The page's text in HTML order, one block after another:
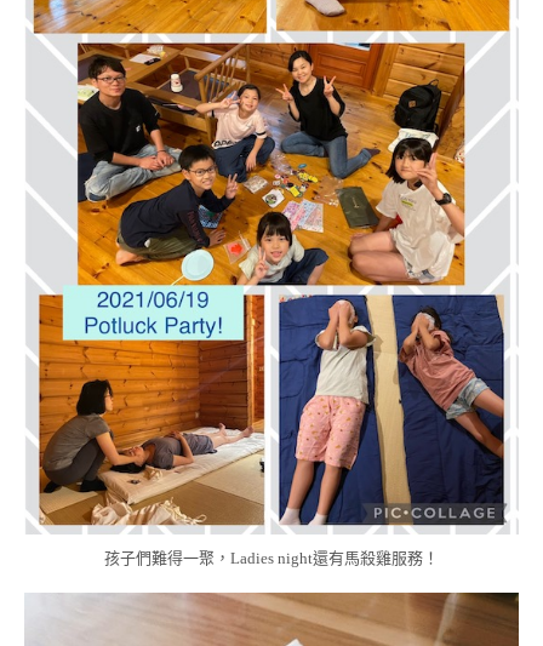
孩子們難得一聚，Ladies night還有馬殺雞服務！